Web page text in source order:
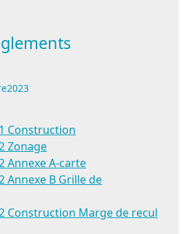
Construction
Zonage
Annexe A-carte
Annexe B Grille de
Construction Marge de recul